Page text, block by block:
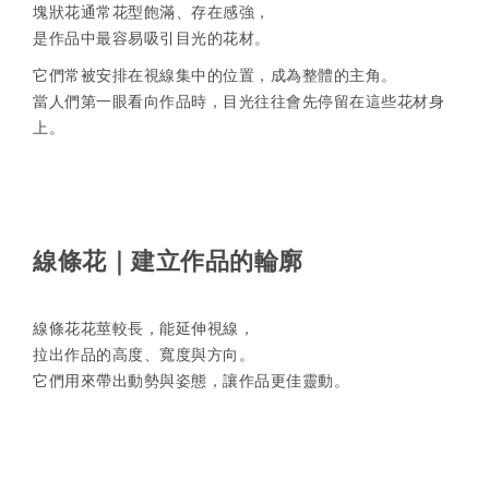
塊狀花通常花型飽滿、存在感強，
是作品中最容易吸引目光的花材。
它們常被安排在視線集中的位置，成為整體的主角。
當人們第一眼看向作品時，目光往往會先停留在這些花材身
上。
線條花｜建立作品的輪廓
線條花花莖較長，能延伸視線，
拉出作品的高度、寬度與方向。
它們用來帶出動勢與姿態，讓作品更佳靈動。